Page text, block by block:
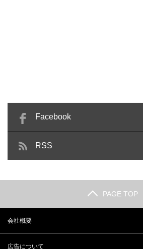
Facebook
RSS
PAGE TOP
会社概要
広告について